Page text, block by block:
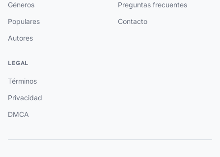
Géneros
Populares
Autores
Preguntas frecuentes
Contacto
LEGAL
Términos
Privacidad
DMCA